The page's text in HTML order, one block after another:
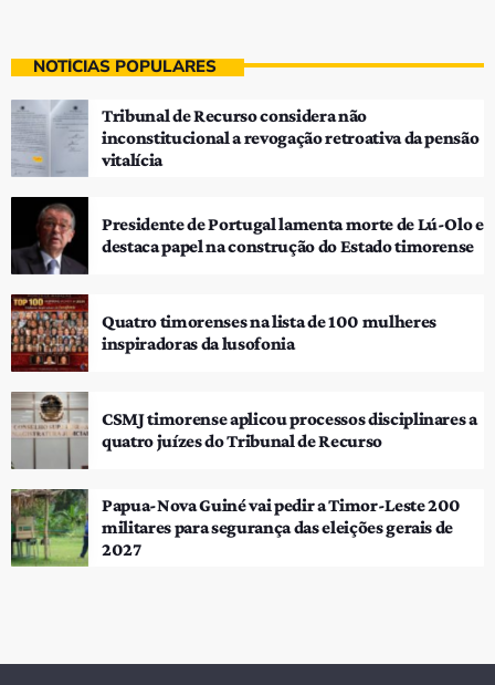
NOTÍCIAS POPULARES
Tribunal de Recurso considera não
inconstitucional a revogação retroativa da pensão
vitalícia
Presidente de Portugal lamenta morte de Lú-Olo e
destaca papel na construção do Estado timorense
Quatro timorenses na lista de 100 mulheres
inspiradoras da lusofonia
CSMJ timorense aplicou processos disciplinares a
quatro juízes do Tribunal de Recurso
Papua-Nova Guiné vai pedir a Timor-Leste 200
militares para segurança das eleições gerais de
2027